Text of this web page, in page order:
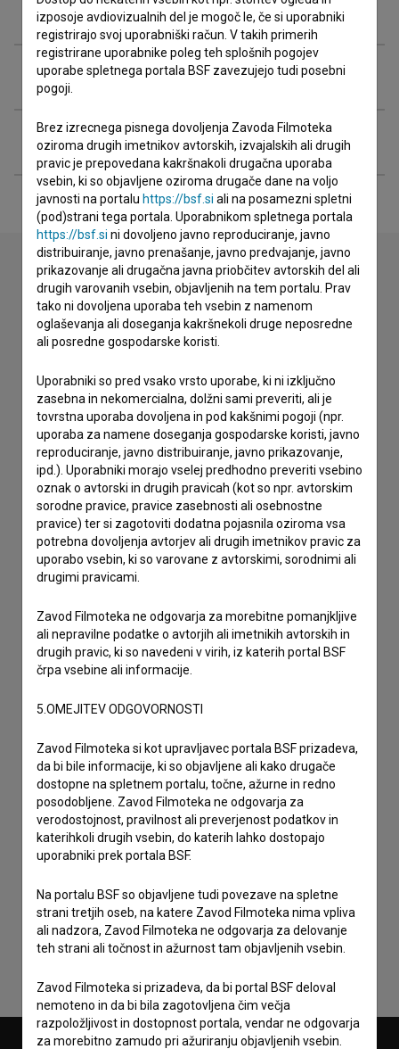
Nagrade in nominacije
Projekcije
Razširjeni podatki
Stik z uredništvom
Spoštovani, s pomočjo spodnjega obrazca lahko stopite v
stik z uredništvom Baze slovenskih filmov. Veseli bomo vaših
imam vprašanje
prijavljam napako
želim dodati podatke
drugo
zbiranje, hrambo in obdelavo osebnih podatkov.
izposoje avdiovizualnih del je mogoč le, če si uporabniki
registrirajo svoj uporabniški račun. V takih primerih
registrirane uporabnike poleg teh splošnih pogojev
uporabe spletnega portala BSF zavezujejo tudi posebni
pogoji.
Brez izrecnega pisnega dovoljenja Zavoda Filmoteka
oziroma drugih imetnikov avtorskih, izvajalskih ali drugih
pravic je prepovedana kakršnakoli drugačna uporaba
vsebin, ki so objavljene oziroma drugače dane na voljo
javnosti na portalu https://bsf.si ali na posamezni spletni
(pod)strani tega portala. Uporabnikom spletnega portala
https://bsf.si ni dovoljeno javno reproduciranje, javno
distribuiranje, javno prenašanje, javno predvajanje, javno
prikazovanje ali drugačna javna priobčitev avtorskih del ali
drugih varovanih vsebin, objavljenih na tem portalu. Prav
tako ni dovoljena uporaba teh vsebin z namenom
oglaševanja ali doseganja kakršnekoli druge neposredne
ali posredne gospodarske koristi.
Uporabniki so pred vsako vrsto uporabe, ki ni izključno
zasebna in nekomercialna, dolžni sami preveriti, ali je
tovrstna uporaba dovoljena in pod kakšnimi pogoji (npr.
uporaba za namene doseganja gospodarske koristi, javno
reproduciranje, javno distribuiranje, javno prikazovanje,
ipd.). Uporabniki morajo vselej predhodno preveriti vsebino
oznak o avtorski in drugih pravicah (kot so npr. avtorskim
sorodne pravice, pravice zasebnosti ali osebnostne
pravice) ter si zagotoviti dodatna pojasnila oziroma vsa
potrebna dovoljenja avtorjev ali drugih imetnikov pravic za
uporabo vsebin, ki so varovane z avtorskimi, sorodnimi ali
drugimi pravicami.
Zavod Filmoteka ne odgovarja za morebitne pomanjkljive
ali nepravilne podatke o avtorjih ali imetnikih avtorskih in
drugih pravic, ki so navedeni v virih, iz katerih portal BSF
črpa vsebine ali informacije.
5.OMEJITEV ODGOVORNOSTI
Zavod Filmoteka si kot upravljavec portala BSF prizadeva,
da bi bile informacije, ki so objavljene ali kako drugače
dostopne na spletnem portalu, točne, ažurne in redno
posodobljene. Zavod Filmoteka ne odgovarja za
verodostojnost, pravilnost ali preverjenost podatkov in
katerihkoli drugih vsebin, do katerih lahko dostopajo
uporabniki prek portala BSF.
Na portalu BSF so objavljene tudi povezave na spletne
strani tretjih oseb, na katere Zavod Filmoteka nima vpliva
ali nadzora, Zavod Filmoteka ne odgovarja za delovanje
teh strani ali točnost in ažurnost tam objavljenih vsebin.
Zavod Filmoteka si prizadeva, da bi portal BSF deloval
nemoteno in da bi bila zagotovljena čim večja
razpoložljivost in dostopnost portala, vendar ne odgovarja
za morebitno zamudo pri ažuriranju objavljenih vsebin.